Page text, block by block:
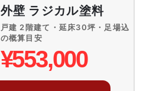
外壁 ラジカル塗料
戸建 2階建て・延床30坪・足場込
の概算目安
¥553,000